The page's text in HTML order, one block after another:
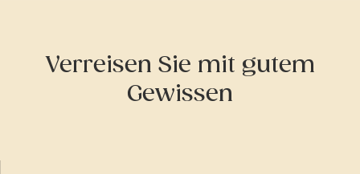
Verreisen Sie mit gutem
Gewissen